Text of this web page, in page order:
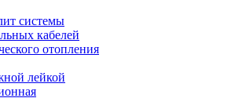
системы
кабелей
отопления
лейкой